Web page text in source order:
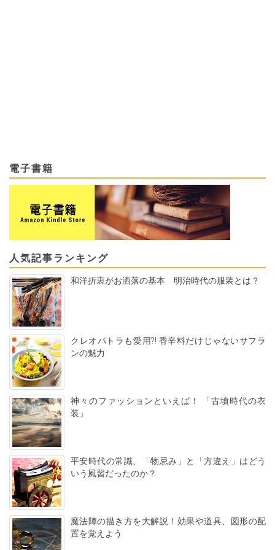
電子書籍
人気記事ランキング
和洋折衷がお洒落の基本 明治時代の服装とは？
クレオパトラも愛用?! 香辛料だけじゃないサフラ
ンの魅力
神々のファッションといえば！ 「古墳時代の衣
装」
平安時代の常識、「物忌み」と「方違え」はどう
いう風習だったのか？
魔法陣の描き方を大解説！効果や道具、図形の配
置を覚えよう